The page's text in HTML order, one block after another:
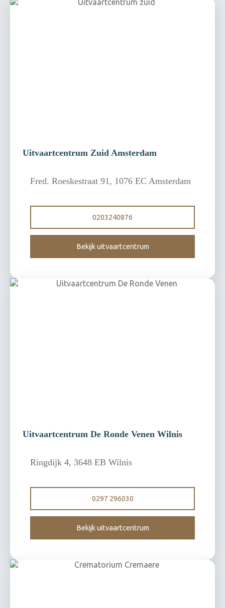
Uitvaartcentrum Zuid Amsterdam
Fred. Roeskestraat 91, 1076 EC Amsterdam
0203240876
Bekijk uitvaartcentrum
Uitvaartcentrum De Ronde Venen Wilnis
Ringdijk 4, 3648 EB Wilnis
0297 296030
Bekijk uitvaartcentrum